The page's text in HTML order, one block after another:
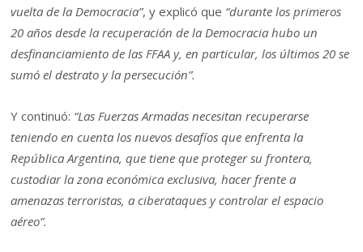
vuelta de la Democracia”, y explicó que “durante los primeros
20 años desde la recuperación de la Democracia hubo un
desfinanciamiento de las FFAA y, en particular, los últimos 20 se
sumó el destrato y la persecución”.
Y continuó: “Las Fuerzas Armadas necesitan recuperarse
teniendo en cuenta los nuevos desafíos que enfrenta la
República Argentina, que tiene que proteger su frontera,
custodiar la zona económica exclusiva, hacer frente a
amenazas terroristas, a ciberataques y controlar el espacio
aéreo”.